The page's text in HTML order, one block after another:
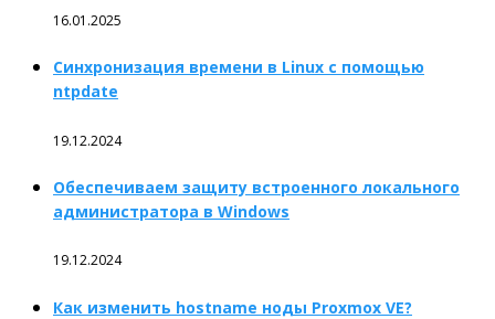
16.01.2025
Синхронизация времени в Linux с помощью
ntpdate
19.12.2024
Обеспечиваем защиту встроенного локального
администратора в Windows
19.12.2024
Как изменить hostname ноды Proxmox VE?